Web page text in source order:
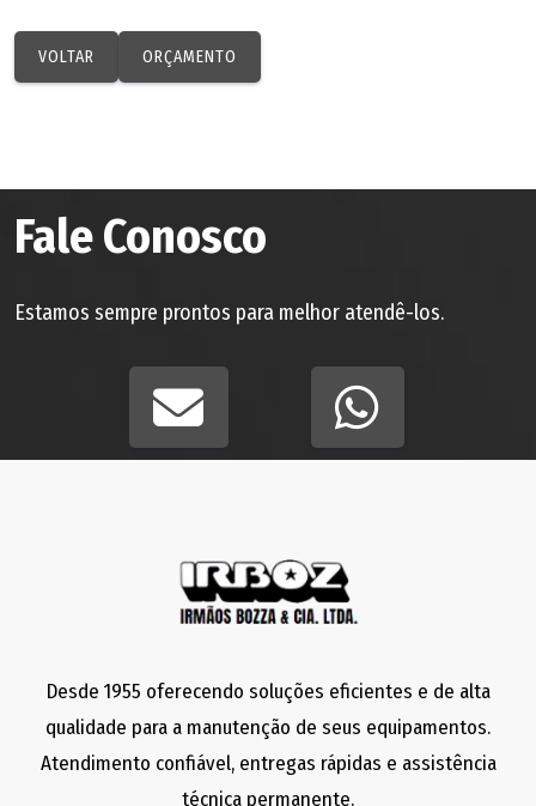
VOLTAR ORÇAMENTO
Fale Conosco
Estamos sempre prontos para melhor atendê-los.
Desde 1955 oferecendo soluções eficientes e de alta
qualidade para a manutenção de seus equipamentos.
Atendimento confiável, entregas rápidas e assistência
técnica permanente.